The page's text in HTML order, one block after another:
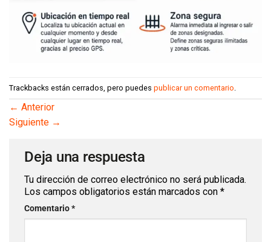
Trackbacks están cerrados, pero puedes publicar un comentario
← Anterior
Siguiente →
Deja una respuesta
Tu dirección de correo electrónico no será publicada.
Los campos obligatorios están marcados con *
Comentario*